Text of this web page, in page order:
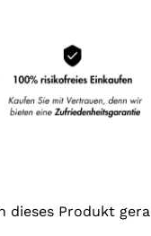
dieses Produkt